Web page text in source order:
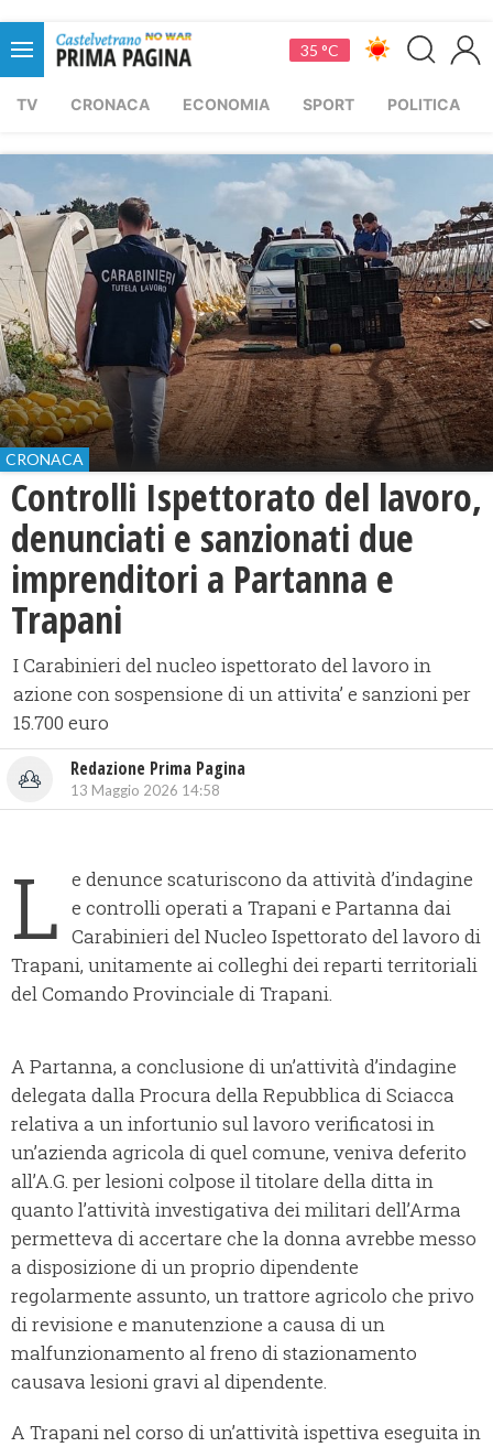
35 °C
TV CRONACA ECONOMIA SPORT POLITICA
CRONACA
Controlli Ispettorato del lavoro,
denunciati e sanzionati due
imprenditori a Partanna e
Trapani
I Carabinieri del nucleo ispettorato del lavoro in
azione con sospensione di un attivita’ e sanzioni per
15.700 euro
Redazione Prima Pagina
13 Maggio 2026 14:58
L e denunce scaturiscono da attività d’indagine
e controlli operati a Trapani e Partanna dai
Carabinieri del Nucleo Ispettorato del lavoro di
Trapani, unitamente ai colleghi dei reparti territoriali
del Comando Provinciale di Trapani.
A Partanna, a conclusione di un’attività d’indagine
delegata dalla Procura della Repubblica di Sciacca
relativa a un infortunio sul lavoro verificatosi in
un’azienda agricola di quel comune, veniva deferito
all’A.G. per lesioni colpose il titolare della ditta in
quanto l’attività investigativa dei militari dell’Arma
permetteva di accertare che la donna avrebbe messo
a disposizione di un proprio dipendente
regolarmente assunto, un trattore agricolo che privo
di revisione e manutenzione a causa di un
malfunzionamento al freno di stazionamento
causava lesioni gravi al dipendente.
A Trapani nel corso di un’attività ispettiva eseguita in